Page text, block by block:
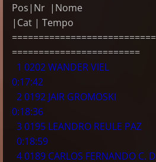
Pos|Nr |Nome
|Cat | Tempo
========================
1 0202
0:17:42
2 0192 JAIR
0:18:36
3 0195 LEANDRO
0:18:59
4 0189 CARLOS